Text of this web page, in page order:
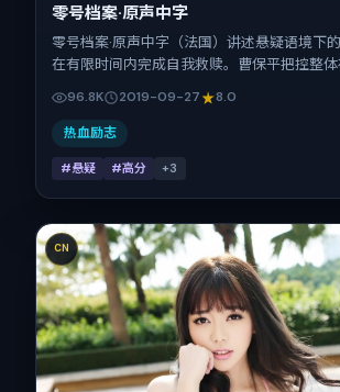
零号档案·原声中字
零号档案·原声中字（法国）讲述悬疑语境下
在有限时间内完成自我救赎。曹保平把控整体
09-27 起陆续登陆院线与网络平台，国庆档前
118分钟。
96.8K 2019-09-27 8.0
热血励志
#悬疑 #高分 +3
CN